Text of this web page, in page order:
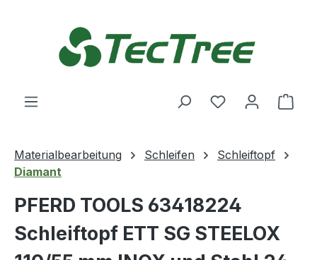
Du hast 0
Materialbearbeitung Schleifen
Schleiftopf
Diamant
PFERD TOOLS 63418224
Schleiftopf ETT SG STEELOX